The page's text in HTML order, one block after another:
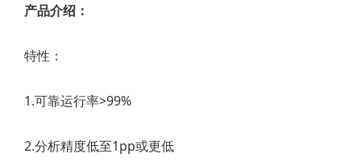
产品介绍：
特性：
1.可靠运行率>99%
2.分析精度低至1pp或更低